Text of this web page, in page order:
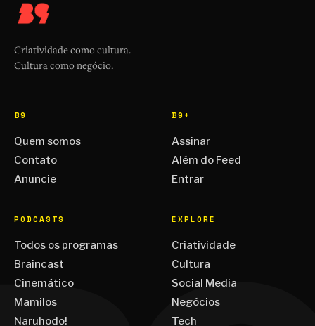
Criatividade como cultura.
Cultura como negócio.
B9
Quem somos
Contato
Anuncie
B9+
Assinar
Além do Feed
Entrar
PODCASTS
Todos os programas
Braincast
Cinemático
Mamilos
Naruhodo!
EXPLORE
Criatividade
Cultura
Social Media
Negócios
Tech